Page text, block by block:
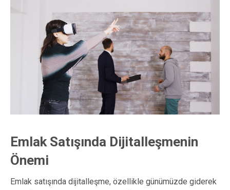
Emlak Satışında Dijitalleşmenin
Önemi
Emlak satışında dijitalleşme, özellikle günümüzde giderek